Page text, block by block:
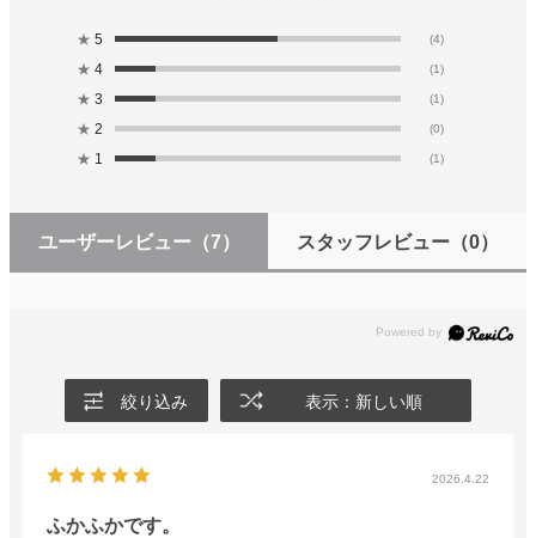
★ 5 (4)
★ 4 (1)
★ 3 (1)
★ 2 (0)
★ 1 (1)
ユーザーレビュー （7） スタッフレビュー（0）
絞り込み 表示：新しい順
2026.4.22
ふかふかです。